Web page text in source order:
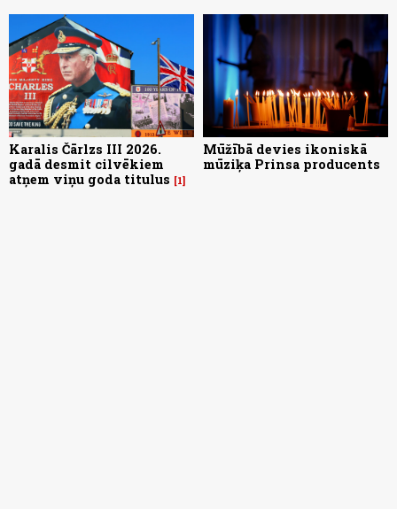
Karalis Čārlzs III 2026.
gadā desmit cilvēkiem
atņem viņu goda titulus
1
Mūžībā devies ikoniskā
mūziķa Prinsa producents